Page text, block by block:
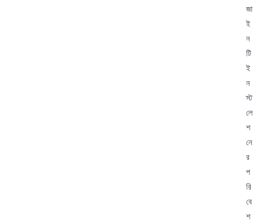
জা
ই
ন
টি
ই
ন
স্ট
লে
শ
নে
র
প
রি
বে
শ